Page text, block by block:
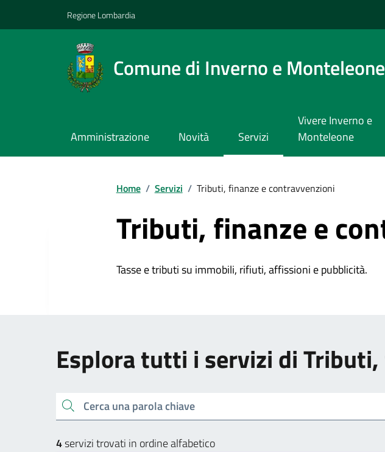
Regione Lombardia
Comune di Inverno e Monteleone
Amministrazione Novità Servizi
Vivere Inverno e
Monteleone
Home / Servizi / Tributi, finanze e contravvenzioni
Tributi, finanze e
Tasse e tributi su immobili, rifiuti, affissioni e pubblicità.
Esplora tutti i servizi di
Cerca una parola chiave
4servizi trovati in ordine alfabetico